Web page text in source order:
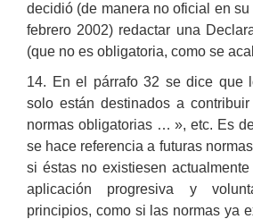
decidió (de manera no oficial en
febrero 2002) redactar una
(que no es obligatoria, como se
14. En el párrafo 32 se dice que
solo están destinados a
normas obligatorias … », etc. Es
se hace referencia a futuras
si éstas no existiesen
aplicación progresiva y
principios, como si las normas ya